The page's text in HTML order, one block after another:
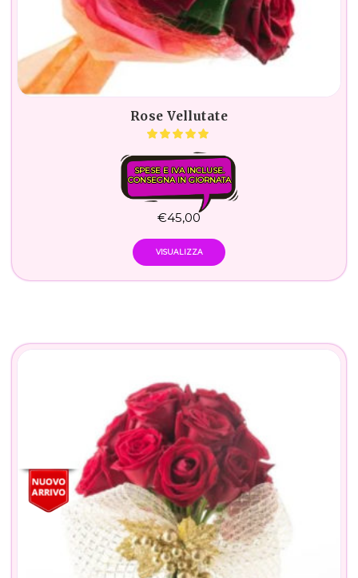
Rose Vellutate
SPESE E IVA INCLUSE.
CONSEGNA IN GIORNATA
€45,00
VISUALIZZA